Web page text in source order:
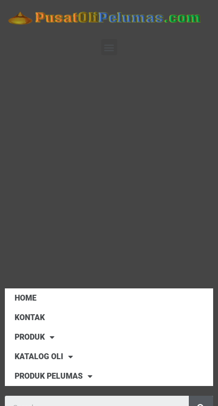
HOME
KONTAK
PRODUK
KATALOG OLI
PRODUK PELUMAS